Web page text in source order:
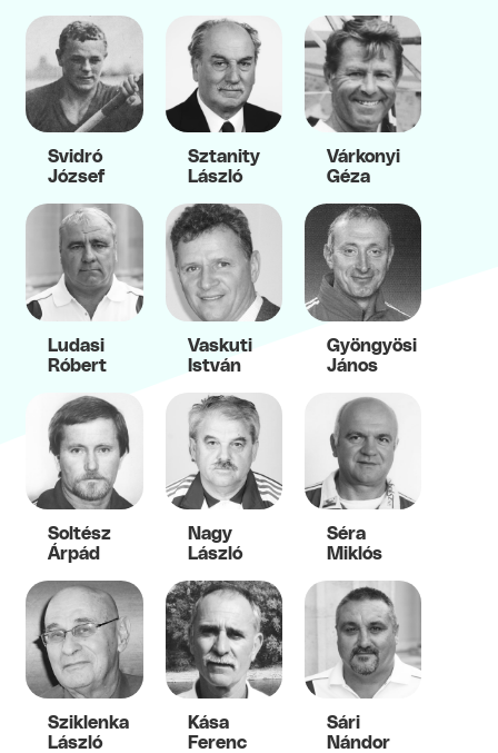
Svidró
József
Sztanity
László
Várkonyi
Géza
Ludasi
Róbert
Vaskuti
István
Gyöngyösi
János
Soltész
Árpád
Nagy
László
Séra
Miklós
Sziklenka
László
Kása
Ferenc
Sári
Nándor